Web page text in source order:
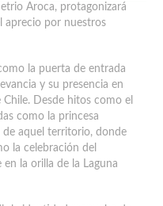
Aroca, protagonizará
aprecio por nuestros
la puerta de entrada
y su presencia en
Desde hitos como el
como la princesa
de aquel territorio, donde
la celebración del
la orilla de la Laguna